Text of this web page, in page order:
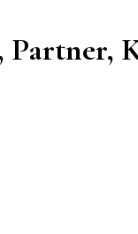
Partner,